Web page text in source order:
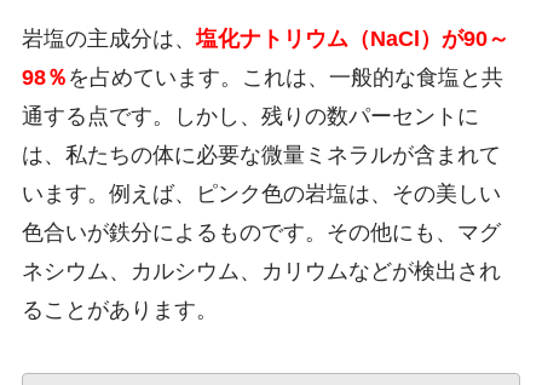
岩塩の主成分は、塩化ナトリウム（NaCl）が90～
98％ を占めています。これは、一般的な食塩と共
通する点です。しかし、残りの数パーセントに
は、私たちの体に必要な微量ミネラルが含まれて
います。例えば、ピンク色の岩塩は、その美しい
色合いが鉄分によるものです。その他にも、マグ
ネシウム、カルシウム、カリウムなどが検出され
ることがあります。